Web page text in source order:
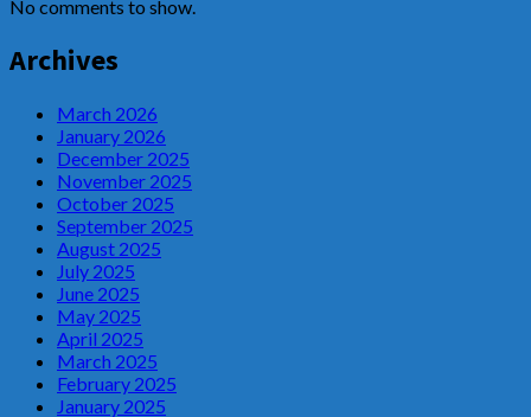
No comments to show.
Archives
March 2026
January 2026
December 2025
November 2025
October 2025
September 2025
August 2025
July 2025
June 2025
May 2025
April 2025
March 2025
February 2025
January 2025